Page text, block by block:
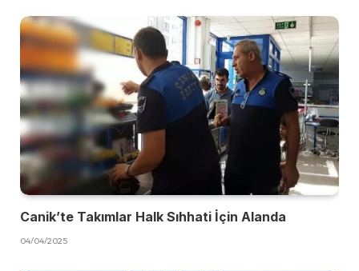
Canik’te Takımlar Halk Sıhhati İçin Alanda
04/04/2025